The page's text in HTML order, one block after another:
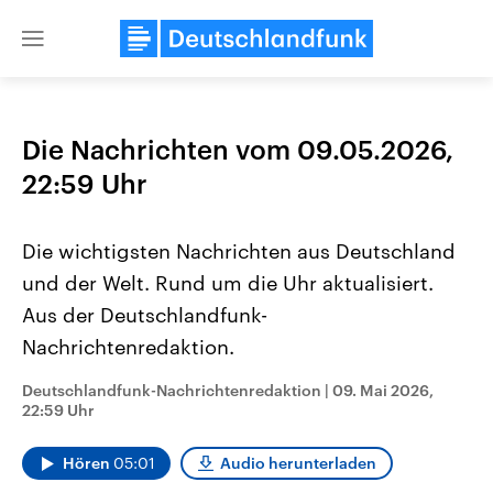
Close
Landtagswahl Sachsen-Anhalt
2026
Alle Informationen
September 2026 einen neuen
Landtag. Seit 2021 wird das
USA
Aktuelle Beiträge,
gehören die Vereinigten
den mächtigsten Ländern
Die Nachrichten vom 09.05.2026,
22:59 Uhr
Die wichtigsten Nachrichten aus Deutschland
und der Welt. Rund um die Uhr aktualisiert.
Aus der Deutschlandfunk-
Nachrichtenredaktion.
Deutschlandfunk-Nachrichtenredaktion | 09. Mai 2026,
22:59 Uhr
Hören 05:01 Audio herunterladen